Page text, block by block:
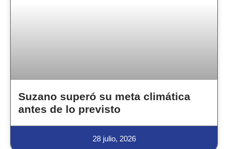
Suzano superó su meta climática
antes de lo previsto
28 julio, 2026